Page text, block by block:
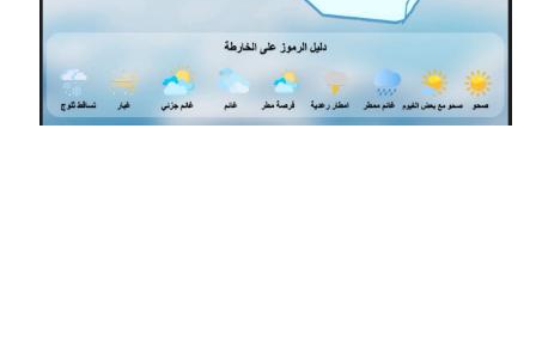
اخبار وقرارات وزارة التعليم
العالي